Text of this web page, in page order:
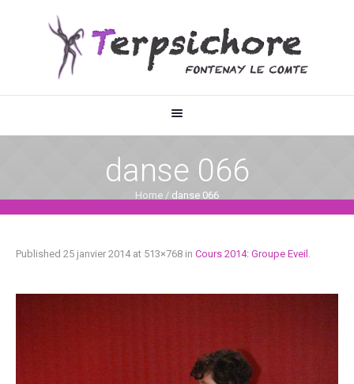
danse 066
Home / danse 066
Published 25 janvier 2014at 513×768 in Cours 2014: Groupe Eveil .